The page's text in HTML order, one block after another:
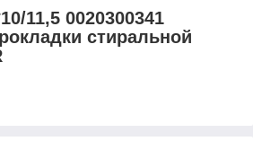
11,5 0020300341
стиральной